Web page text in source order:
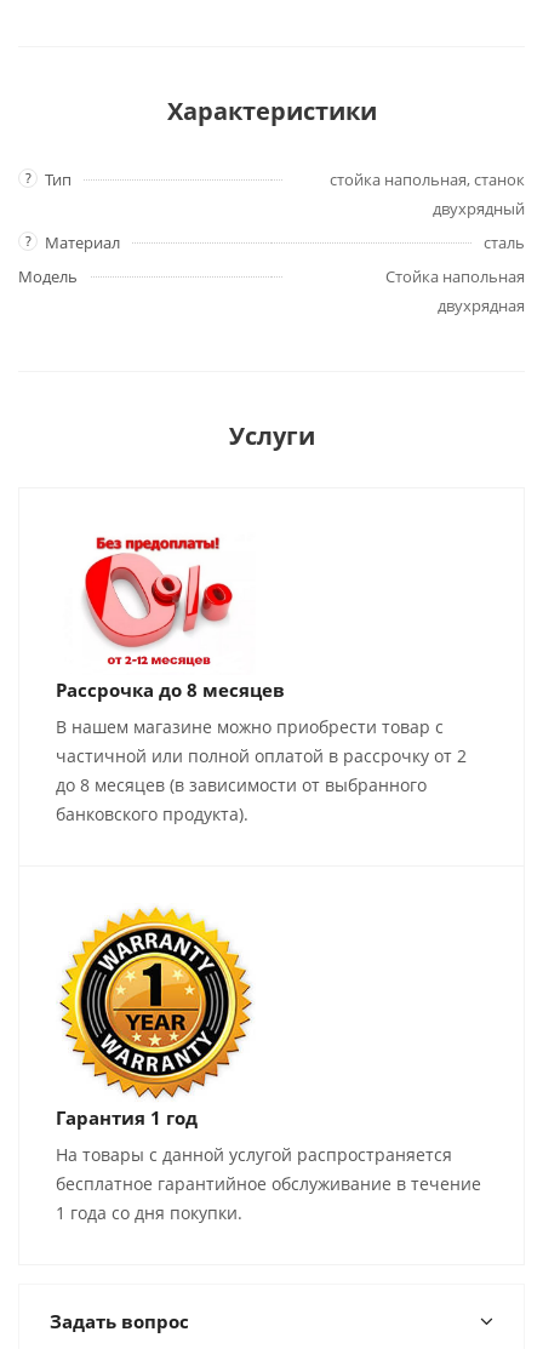
Характеристики
? Тип
стойка напольная, станок
двухрядный
? Материал
сталь
Модель
Стойка напольная
двухрядная
Услуги
Рассрочка до 8 месяцев
В нашем магазине можно приобрести товар с
частичной или полной оплатой в рассрочку от 2
до 8 месяцев (в зависимости от выбранного
банковского продукта).
Гарантия 1 год
На товары с данной услугой распространяется
бесплатное гарантийное обслуживание в течение
1 года со дня покупки.
Задать вопрос